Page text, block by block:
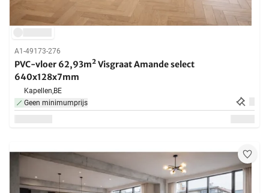
A1-49173-276
PVC-vloer 62,93m² Visgraat Amande select
640x128x7mm
Kapellen,BE
Geen minimumprijs